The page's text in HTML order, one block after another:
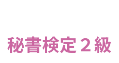
秘書検定２